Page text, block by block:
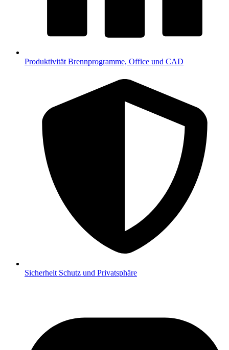
Produktivität Brennprogramme, Office und CAD
Sicherheit Schutz und Privatsphäre